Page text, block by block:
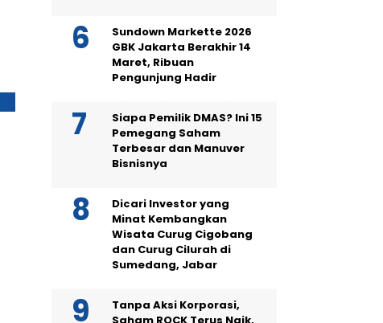
Sundown Markette 2026
GBK Jakarta Berakhir 14
Maret, Ribuan
Pengunjung Hadir
Siapa Pemilik DMAS? Ini 15
Pemegang Saham
Terbesar dan Manuver
Bisnisnya
Dicari Investor yang
Minat Kembangkan
Wisata Curug Cigobang
dan Curug Cilurah di
Sumedang, Jabar
Tanpa Aksi Korporasi,